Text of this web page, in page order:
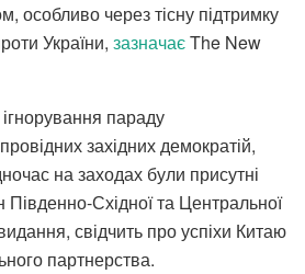
особливо через тісну підтримку
України, зазначаєThe New
параду
західних демократій,
на заходах були присутні
Південно-Східної та Центральної
свідчить про успіхи Китаю
партнерства.